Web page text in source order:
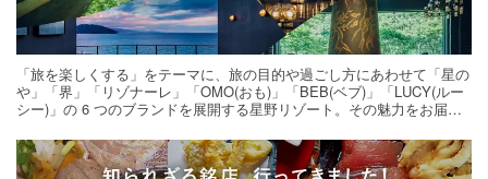
「旅を楽しくする」をテーマに、旅の目的や過ごし方にあわせて「星の
や」「界」「リゾナーレ」「OMO(おも)」「BEB(ベブ)」「LUCY(ルー
シー)」の 6 つのブランドを展開する星野リゾート。その魅力をお届け